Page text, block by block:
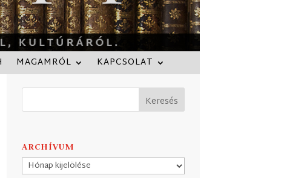
MAGAMRÓL KAPCSOLAT
ARCHÍVUM
Archívum